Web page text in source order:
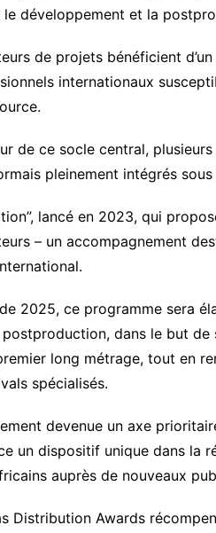
développement et la
de projets bénéficient
internationaux
de ce socle central,
pleinement intégrés sous
lancé en 2023, qui
– un accompagnement
de 2025, ce programme sera
dans le but
long métrage, tout en
spécialisés.
devenue un axe
un dispositif unique dans la
auprès de nouveaux
Distribution Awards